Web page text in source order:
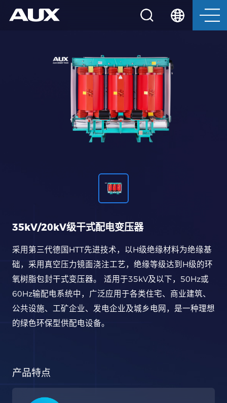
35kV/20kV级干式配电变压器
采用第三代德国HTT先进技术，以H级绝缘材料为绝缘基
础，采用真空压力镜面浇注工艺，绝缘等级达到H级的环
氧树脂包封干式变压器。 适用于35kV及以下，50Hz或
60Hz输配电系统中，广泛应用于各类住宅、商业建筑、
公共设施、工矿企业、发电企业及城乡电网，是一种理想
的绿色环保型供配电设备。
产品特点